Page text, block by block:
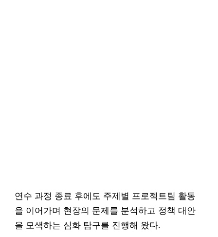
연수 과정 종료 후에도 주제별 프로젝트팀 활동
을 이어가며 현장의 문제를 분석하고 정책 대안
을 모색하는 심화 탐구를 진행해 왔다.